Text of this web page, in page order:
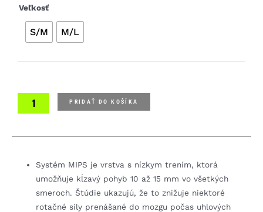
Veľkosť
S/M M/L
množstvo
Align
PRIDAŤ DO KOŠÍKA
Systém MIPS je vrstva s nízkym trením, ktorá
umožňuje kĺzavý pohyb 10 až 15 mm vo všetkých
smeroch. Štúdie ukazujú, že to znižuje niektoré
rotačné sily prenášané do mozgu počas uhlových